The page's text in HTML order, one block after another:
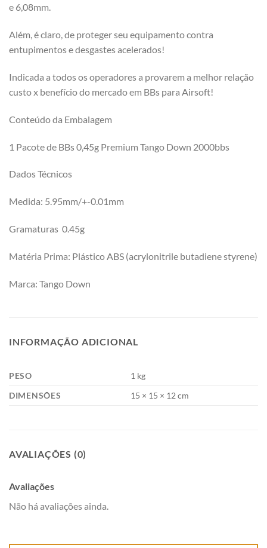
e 6,08mm.
Além, é claro, de proteger seu equipamento contra
entupimentos e desgastes acelerados!
Indicada a todos os operadores a provarem a melhor relação
custo x benefício do mercado em BBs para Airsoft!
Conteúdo da Embalagem
1 Pacote de BBs 0,45g Premium Tango Down 2000bbs
Dados Técnicos
Medida: 5.95mm/+-0.01mm
Gramaturas 0.45g
Matéria Prima: Plástico ABS (acrylonitrile butadiene styrene)
Marca: Tango Down
INFORMAÇÃO ADICIONAL
PESO
1 kg
DIMENSÕES
15 × 15 × 12 cm
AVALIAÇÕES (0)
Avaliações
Não há avaliações ainda.